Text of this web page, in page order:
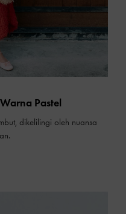
Pastel
dikelilingi oleh nuansa